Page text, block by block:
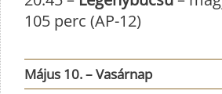
105 perc (AP-12)
Május 10. – Vasárnap